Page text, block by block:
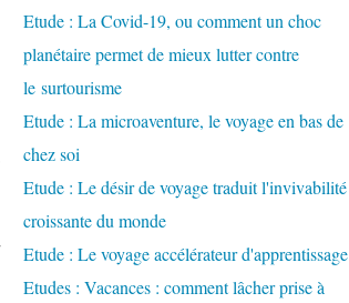
Etude : La Covid-19, ou comment un choc
planétaire permet de mieux lutter contre
le surtourisme
Etude : La microaventure, le voyage en bas de
chez soi
Etude : Le désir de voyage traduit l'invivabilité
croissante du monde
Etude : Le voyage accélérateur d'apprentissage
Etudes : Vacances : comment lâcher prise à